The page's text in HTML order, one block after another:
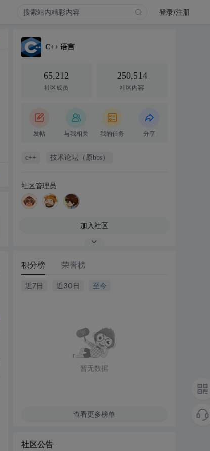
登录/注册
C++ 语言
65,212
社区成员
250,514
社区内容
发帖 与我相关 我的任务 分享
c++ 技术论坛（原bbs）
社区管理员
加入社区
积分榜 荣誉榜
近7日 近30日 至今
暂无数据
查看更多榜单
社区公告